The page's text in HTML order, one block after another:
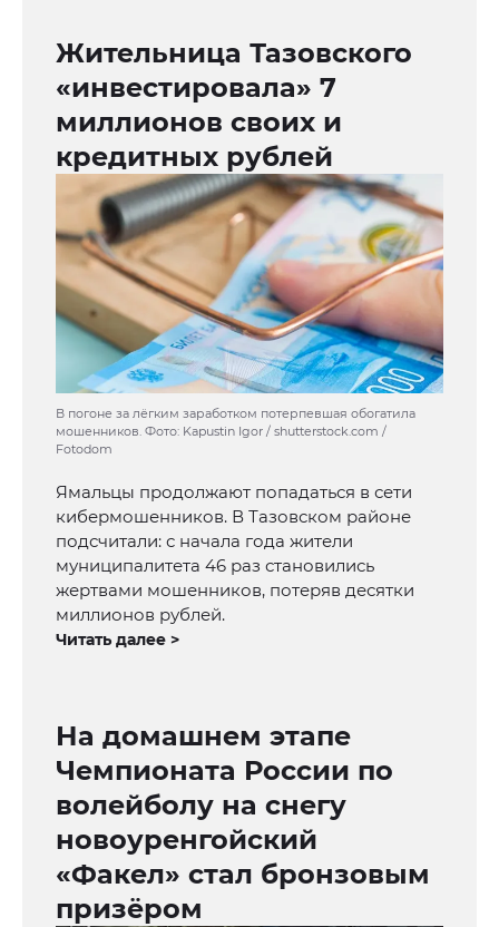
Жительница Тазовского
«инвестировала» 7
миллионов своих и
кредитных рублей
В погоне за лёгким заработком потерпевшая обогатила
мошенников. Фото: Kapustin Igor / shutterstock.com /
Fotodom
Ямальцы продолжают попадаться в сети
кибермошенников. В Тазовском районе
подсчитали: с начала года жители
муниципалитета 46 раз становились
жертвами мошенников, потеряв десятки
миллионов рублей.
Читать далее >
На домашнем этапе
Чемпионата России по
волейболу на снегу
новоуренгойский
«Факел» стал бронзовым
призёром